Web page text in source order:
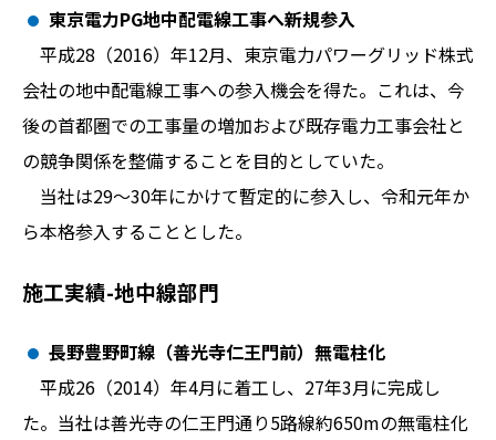
東京電力PG地中配電線工事へ新規参入
平成28（2016）年12月、東京電力パワーグリッド株式
会社の地中配電線工事への参入機会を得た。これは、今
後の首都圏での工事量の増加および既存電力工事会社と
の競争関係を整備することを目的としていた。
当社は29〜30年にかけて暫定的に参入し、令和元年か
ら本格参入することとした。
施工実績-地中線部門
長野豊野町線（善光寺仁王門前）無電柱化
平成26（2014）年4月に着工し、27年3月に完成し
た。当社は善光寺の仁王門通り5路線約650mの無電柱化